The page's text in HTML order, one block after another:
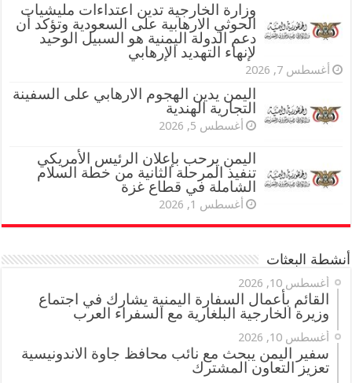
وزارة الخارجية تدين اعتداءات مليشيات
الحوثي الارهابية على السعودية وتؤكد أن
دعم الدولة اليمنية هو السبيل الوحيد
لإنهاء التهديد الإرهابي
أغسطس 7, 2026
اليمن يدين الهجوم الارهابي على السفينة
التجارية الهندية
أغسطس 5, 2026
اليمن يرحب بإعلان الرئيس الأمريكي
تنفيذ المرحلة الثانية من خطة السلام
الشاملة في قطاع غزة
أغسطس 1, 2026
أنشطة البعثات
أغسطس 10, 2026
القائم بأعمال السفارة اليمنية يشارك في اجتماع
وزيرة الخارجية البلغارية مع السفراء العرب
أغسطس 10, 2026
سفير اليمن يبحث مع نائب محافظ جاوة الاندونيسية
تعزيز التعاون المشترك